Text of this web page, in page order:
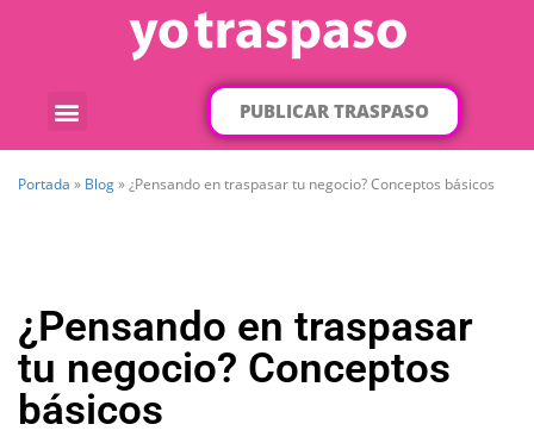
PUBLICAR TRASPASO
Portada » Blog» ¿Pensando en traspasar tu negocio? Conceptos básicos
¿Pensando en traspasar
tu negocio? Conceptos
básicos